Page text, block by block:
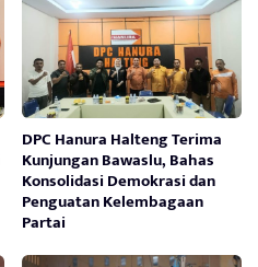
DPC Hanura Halteng Terima
Kunjungan Bawaslu, Bahas
Konsolidasi Demokrasi dan
Penguatan Kelembagaan
Partai